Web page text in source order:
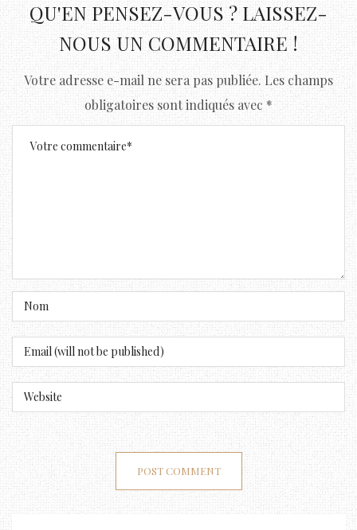
QU'EN PENSEZ-VOUS ? LAISSEZ-
NOUS UN COMMENTAIRE !
Votre adresse e-mail ne sera pas publiée. Les champs
obligatoires sont indiqués avec*